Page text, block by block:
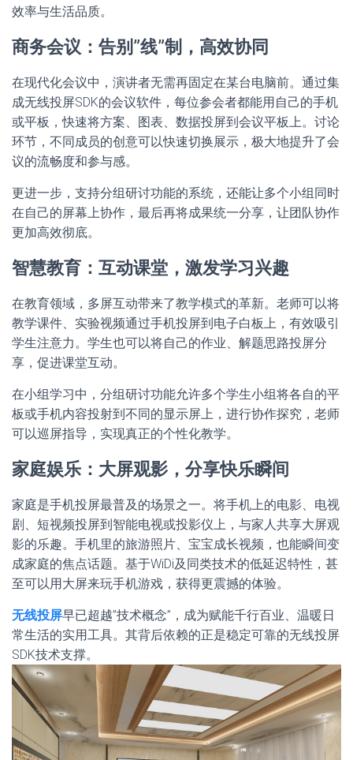
效率与生活品质。
商务会议：告别”线”制，高效协同
在现代化会议中，演讲者无需再固定在某台电脑前。通过集
成无线投屏SDK的会议软件，每位参会者都能用自己的手机
或平板，快速将方案、图表、数据投屏到会议平板上。讨论
环节，不同成员的创意可以快速切换展示，极大地提升了会
议的流畅度和参与感。
更进一步，支持分组研讨功能的系统，还能让多个小组同时
在自己的屏幕上协作，最后再将成果统一分享，让团队协作
更加高效彻底。
智慧教育：互动课堂，激发学习兴趣
在教育领域，多屏互动带来了教学模式的革新。老师可以将
教学课件、实验视频通过手机投屏到电子白板上，有效吸引
学生注意力。学生也可以将自己的作业、解题思路投屏分
享，促进课堂互动。
在小组学习中，分组研讨功能允许多个学生小组将各自的平
板或手机内容投射到不同的显示屏上，进行协作探究，老师
可以巡屏指导，实现真正的个性化教学。
家庭娱乐：大屏观影，分享快乐瞬间
家庭是手机投屏最普及的场景之一。将手机上的电影、电视
剧、短视频投屏到智能电视或投影仪上，与家人共享大屏观
影的乐趣。手机里的旅游照片、宝宝成长视频，也能瞬间变
成家庭的焦点话题。基于WiDi及同类技术的低延迟特性，甚
至可以用大屏来玩手机游戏，获得更震撼的体验。
无线投屏早已超越”技术概念”，成为赋能千行百业、温暖日
常生活的实用工具。其背后依赖的正是稳定可靠的无线投屏
SDK技术支撑。